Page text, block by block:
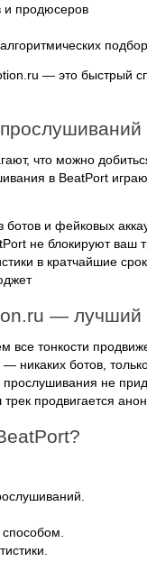
и продюсеров
— это быстрый
что можно
в BeatPort
и фейковых
не блокируют ваш
в кратчайшие
— лучший
тонкости
никаких ботов, только
не
продвигается